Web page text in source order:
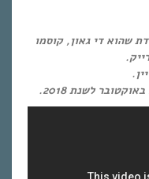
שהוא די גאון, קוסמו